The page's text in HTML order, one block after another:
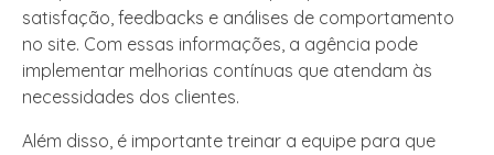
satisfação, feedbacks e análises de comportamento
no site. Com essas informações, a agência pode
implementar melhorias contínuas que atendam às
necessidades dos clientes.
Além disso, é importante treinar a equipe para que